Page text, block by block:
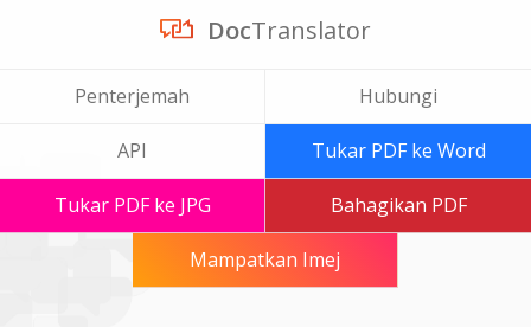
DocTranslator
Penterjemah Hubungi
API Tukar PDF ke Word
Tukar PDF ke JPG Bahagikan PDF
Mampatkan Imej